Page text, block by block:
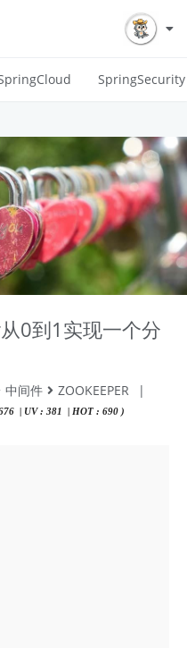
SpringSecurity
0到1实现一个分
中间件
ZOOKEEPER
|
| UV : 381 | HOT : 690 )